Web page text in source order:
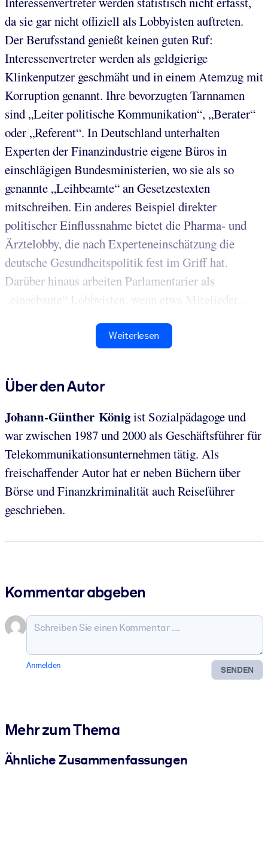
da sie gar nicht offiziell als Lobbyisten auftreten.
Der Berufsstand genießt keinen guten Ruf:
Interessenvertreter werden als geldgierige
Klinkenputzer geschmäht und in einem Atemzug mit
Korruption genannt. Ihre bevorzugten Tarnnamen
sind „Leiter politische Kommunikation“, „Berater“
oder „Referent“. In Deutschland unterhalten
Experten der Finanzindustrie eigene Büros in
einschlägigen Bundesministerien, wo sie als so
genannte „Leihbeamte“ an Gesetzestexten
mitschreiben. Ein anderes Beispiel direkter
politischer Einflussnahme bietet die Pharma- und
Ärztelobby, die nach Experteneinschätzung die
deutsche Gesundheitspolitik fest im Griff hat.
Darüber hinaus arbeiten Parlamentarier als
„eingebaute“ Lobbyisten, wenn etwa Mitglieder...
Weiterlesen
Über den Autor
Johann-Günther Königist Sozialpädagoge und
war zwischen 1987 und 2000 als Geschäftsführer für
Telekommunikationsunternehmen tätig. Als
freischaffender Autor hat er neben Büchern über
Börse und Finanzkriminalität auch Reiseführer
geschrieben.
Kommentar abgeben
SENDEN
Anmelden
Mehr zum Thema
Ähnliche Zusammenfassungen